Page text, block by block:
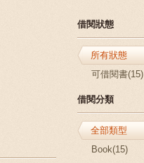
借閱狀態
所有狀態
可借閱書(15)
借閱分類
全部類型
Book(15)